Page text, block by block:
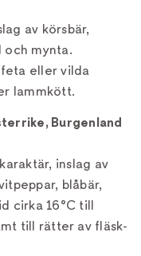
av körsbär,
och mynta.
feta eller vilda
lammkött.
Burgenland
inslag av
blåbär,
cirka 16°C till
till rätter av fläsk-